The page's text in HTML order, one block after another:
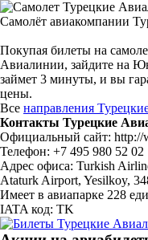
Самолёт авиакомпании
Покупая билеты на
Авиалинии, зайдите на
займет 3 минуты, и вы
цены.
Все направления
Контакты Турецкие
Официальный сайт: http://
Телефон: +7 495 980 52 02
Адрес офиса: Turkish
Ataturk Airport, Yesilkoy,
Имеет в авиапарке 228
IATA код: TK